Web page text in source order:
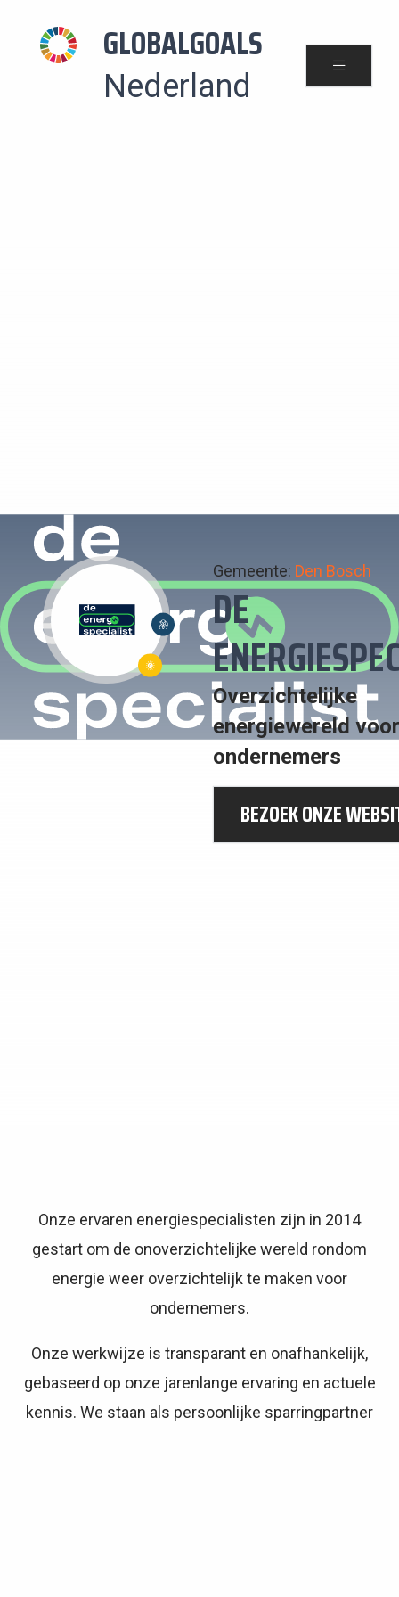
GLOBALGOALS
Nederland
7:
BETAALBARE
EN
17:
PARTNERSCHAP
OM
DOELSTELLINGEN
TE
Gemeente: Den Bosch
DE
Overzichtelijke
energiewereld voor
ondernemers
BEZOEK ONZE
Onze ervaren energiespecialisten zijn in 2014
gestart om de onoverzichtelijke wereld rondom
energie weer overzichtelijk te maken voor
ondernemers.
Onze werkwijze is transparant en onafhankelijk,
gebaseerd op onze jarenlange ervaring en actuele
kennis. We staan als persoonlijke sparringpartner